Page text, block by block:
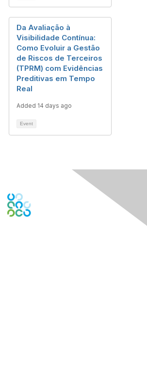
Da Avaliação à
Visibilidade Contínua:
Como Evoluir a Gestão
de Riscos de Terceiros
(TPRM) com Evidências
Preditivas em Tempo
Real
Added 14 days ago
Event